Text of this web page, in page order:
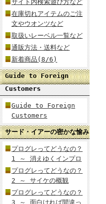
サイト内検索遊び方など
在庫切れアイテムのご注
文やウオンツなど
取扱いレーベル一覧など
通販方法・送料など
新着商品(8/6)
Guide to Foreign
Customers
Guide to Foreign
Customers
サード・イアーの密かな愉み
プログレってどうなの？
1 ～ 消えゆくインプロ
プログレってどうなの？
2 ～ サイケの概観
プログレってどうなの？
3 ～ 面白ければ間違っ